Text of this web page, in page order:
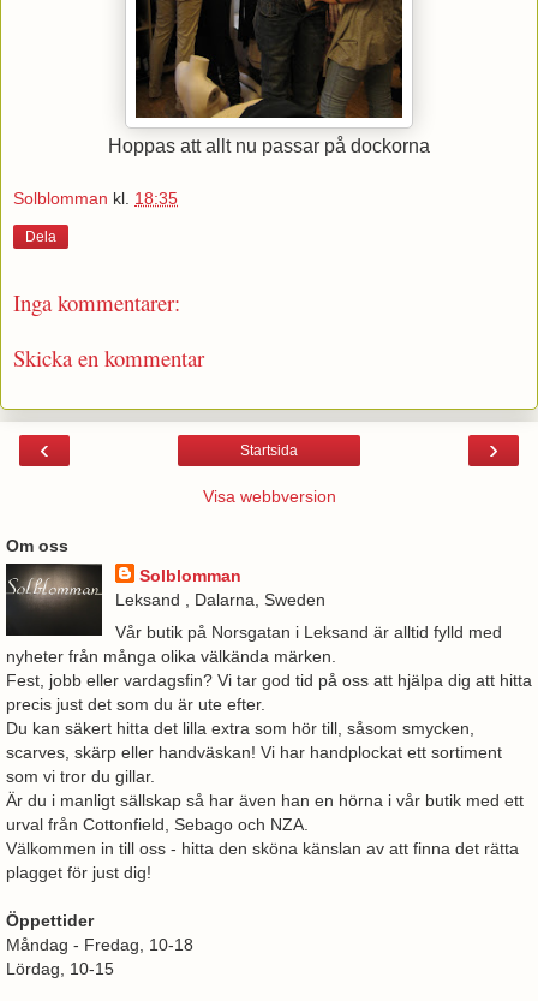
Hoppas att allt nu passar på dockorna
Solblomman kl. 18:35
Dela
Inga kommentarer:
Skicka en kommentar
‹ ›
Startsida
Visa webbversion
Om oss
Solblomman
Leksand , Dalarna, Sweden
Vår butik på Norsgatan i Leksand är alltid fylld med
nyheter från många olika välkända märken.
Fest, jobb eller vardagsfin? Vi tar god tid på oss att hjälpa dig att hitta
precis just det som du är ute efter.
Du kan säkert hitta det lilla extra som hör till, såsom smycken,
scarves, skärp eller handväskan! Vi har handplockat ett sortiment
som vi tror du gillar.
Är du i manligt sällskap så har även han en hörna i vår butik med ett
urval från Cottonfield, Sebago och NZA.
Välkommen in till oss - hitta den sköna känslan av att finna det rätta
plagget för just dig!
Öppettider
Måndag - Fredag, 10-18
Lördag, 10-15